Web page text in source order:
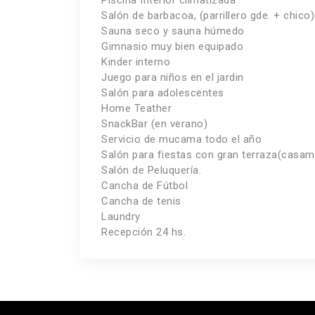
Salón de barbacoa, (parrillero gde. + chico)
Sauna seco y sauna húmedo
Gimnasio muy bien equipado
Kinder interno
Juego para niños en el jardin
Salón para adolescentes
Home Teather
SnackBar (en verano)
Servicio de mucama todo el año
Salón para fiestas con gran
Salón de Peluquería.
Cancha de Fútbol
Cancha de tenis
Laundry
Recepción 24 hs.